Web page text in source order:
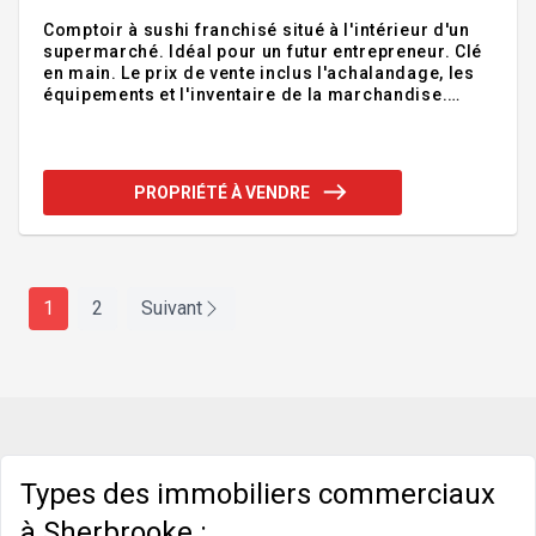
Comptoir à sushi franchisé situé à l'intérieur d'un
supermarché. Idéal pour un futur entrepreneur. Clé
en main. Le prix de vente inclus l'achalandage, les
équipements et l'inventaire de la marchandise.
1500$, Inventaire de départ +/- 1500$.Exclusions :
PROPRIÉTÉ À VENDRE
1 2 Suivant
Types des immobiliers commerciaux